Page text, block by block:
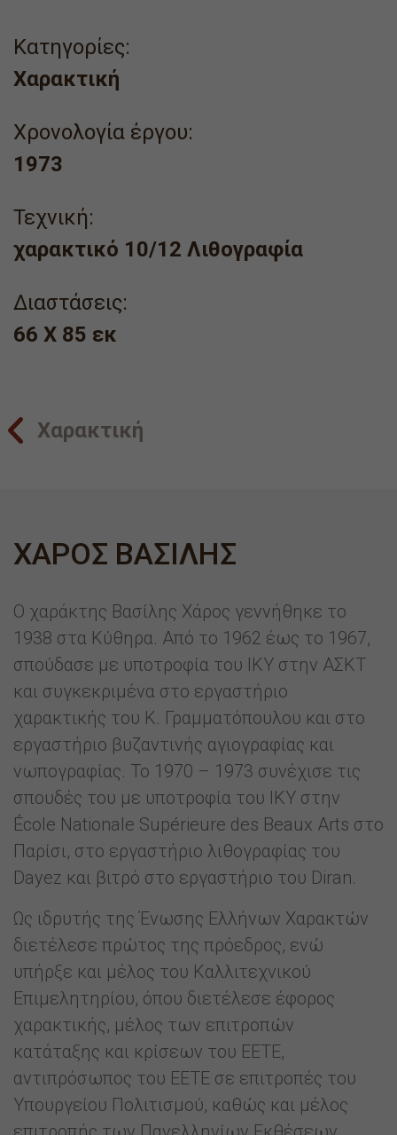
Κατηγορίες:
Χαρακτική
Χρονολογία έργου:
1973
Τεχνική:
χαρακτικό 10/12 Λιθογραφία
Διαστάσεις:
66 X 85 εκ
Χαρακτική
ΧΑΡΟΣ ΒΑΣΙΛΗΣ
Ο χαράκτης Βασίλης Χάρος γεννήθηκε το
1938 στα Κύθηρα. Από το 1962 έως το 1967,
σπούδασε με υποτροφία του ΙΚΥ στην ΑΣΚΤ
και συγκεκριμένα στο εργαστήριο
χαρακτικής του Κ. Γραμματόπουλου και στο
εργαστήριο βυζαντινής αγιογραφίας και
νωπογραφίας. Το 1970 – 1973 συνέχισε τις
σπουδές του με υποτροφία του ΙΚΥ στην
École Nationale Supérieure des Beaux Arts στο
Παρίσι, στο εργαστήριο λιθογραφίας του
Dayez και βιτρό στο εργαστήριο του Diran.
Ως ιδρυτής της Ένωσης Ελλήνων Χαρακτών
διετέλεσε πρώτος της πρόεδρος, ενώ
υπήρξε και μέλος του Καλλιτεχνικού
Επιμελητηρίου, όπου διετέλεσε έφορος
χαρακτικής, μέλος των επιτροπών
κατάταξης και κρίσεων του ΕΕΤΕ,
αντιπρόσωπος του ΕΕΤΕ σε επιτροπές του
Υπουργείου Πολιτισμού, καθώς και μέλος